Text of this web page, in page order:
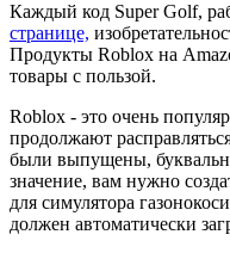
Каждый код Super Golf,
странице,
Продукты Roblox на
товары с пользой.
Roblox - это очень
продолжают
были выпущены,
значение, вам нужно
для симулятора
должен автоматически